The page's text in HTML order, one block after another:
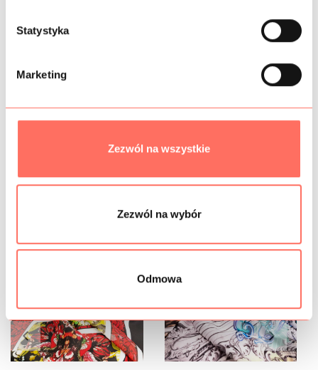
Statystyka
Marketing
Zezwól na wszystkie
Zezwól na wybór
Odmowa
Podobne produkty